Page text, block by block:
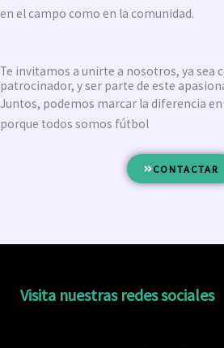
en el campo como en la comunidad.
Te invitamos a unirte a nosotros, ya sea
patrocinador, y ser parte de este
Juntos, podemos marcar la diferencia
porque todos somos fútbol
CONTACTAR
Visita nuestras redes sociales